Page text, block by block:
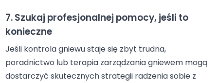
7. Szukaj profesjonalnej pomocy, jeśli to
konieczne
Jeśli kontrola gniewu staje się zbyt trudna,
poradnictwo lub terapia zarządzania gniewem mogą
dostarczyć skutecznych strategii radzenia sobie z